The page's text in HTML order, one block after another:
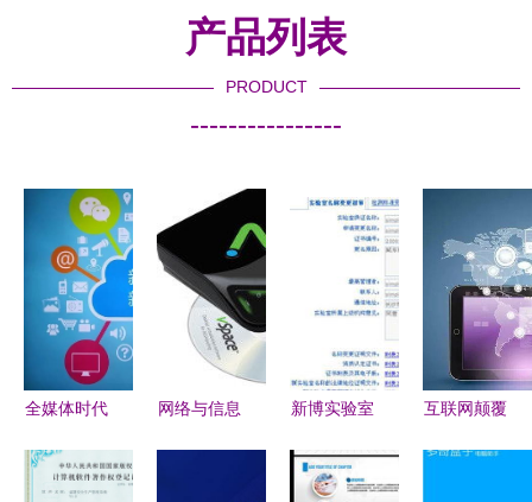
产品列表
PRODUCT
----------------
全媒体时代
准备好了
网络与信息
新博实验室
理软件 助
互联网颠覆